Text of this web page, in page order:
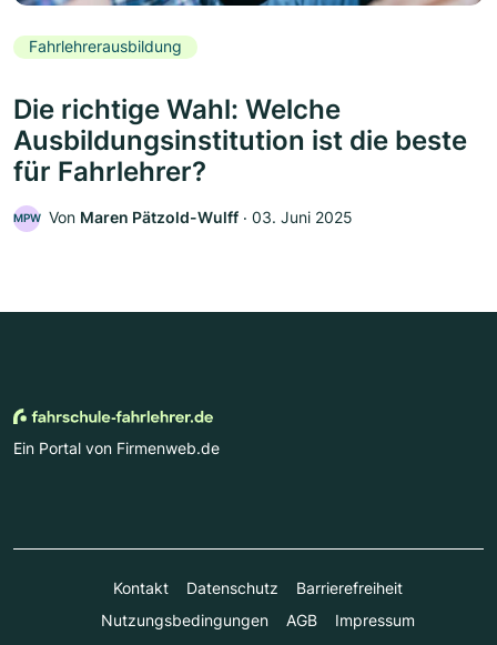
Fahrlehrerausbildung
Die richtige Wahl: Welche
Ausbildungsinstitution ist die beste
für Fahrlehrer?
MPW Von Maren Pätzold-Wulff ‧ 03. Juni 2025
Ein Portal von Firmenweb.de
Kontakt Datenschutz
Barrierefreiheit
Nutzungsbedingungen
AGB Impressum